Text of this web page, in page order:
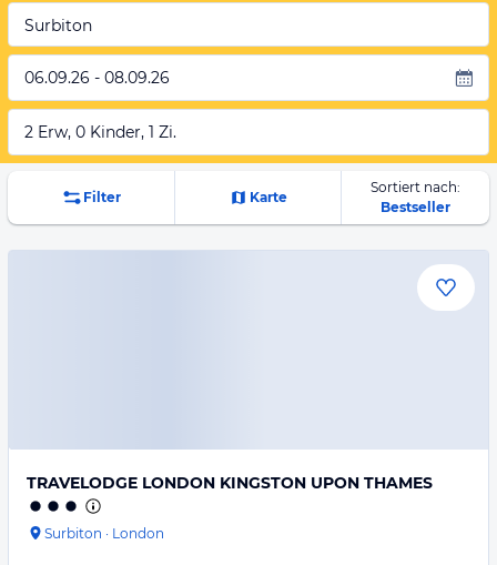
Surbiton
06.09.26 - 08.09.26
2 Erw, 0 Kinder, 1 Zi.
Filter Karte
Sortiert nach:
Bestseller
TRAVELODGE LONDON KINGSTON UPON THAMES
Surbiton · London